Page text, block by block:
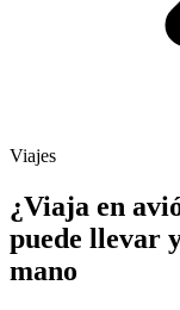
Viajes
¿Viaja en
puede llevar
mano